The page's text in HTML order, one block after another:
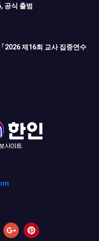
공식 출범
2026 제16회 교사 집중연수